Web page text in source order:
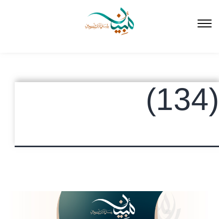
المحتوى
(134)